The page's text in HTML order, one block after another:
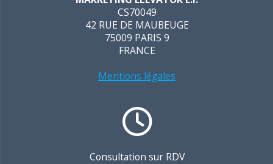
CS70049
42 RUE DE MAUBEUGE
75009 PARIS 9
FRANCE
Mentions légales
Consultation sur RDV